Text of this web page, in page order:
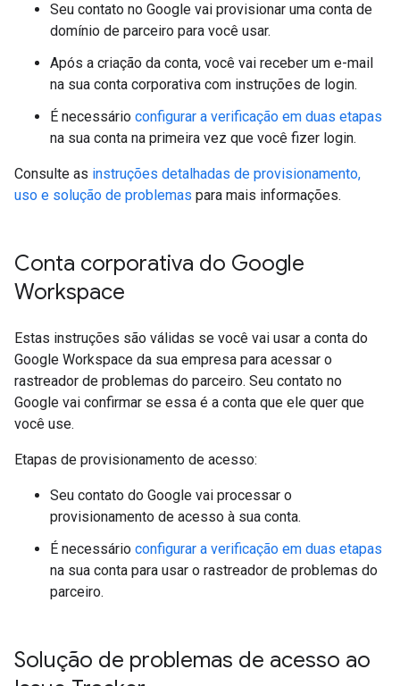
Seu contato no Google vai provisionar uma conta de
domínio de parceiro para você usar.
Após a criação da conta, você vai receber um e-mail
na sua conta corporativa com instruções de login.
É necessário configurar a verificação em duas etapas
na sua conta na primeira vez que você fizer login.
Consulte as instruções detalhadas de provisionamento,
uso e solução de problemas para mais informações.
Conta corporativa do Google
Workspace
Estas instruções são válidas se você vai usar a conta do
Google Workspace da sua empresa para acessar o
rastreador de problemas do parceiro. Seu contato no
Google vai confirmar se essa é a conta que ele quer que
você use.
Etapas de provisionamento de acesso:
Seu contato do Google vai processar o
provisionamento de acesso à sua conta.
É necessário configurar a verificação em duas etapas
na sua conta para usar o rastreador de problemas do
parceiro.
Solução de problemas de acesso ao